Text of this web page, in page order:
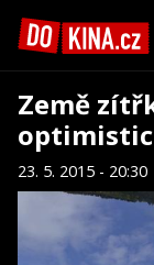
Země
23. 5. 2015 - 20:30